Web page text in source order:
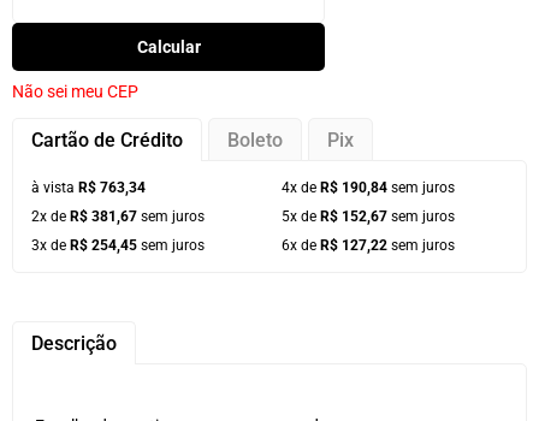
Calcular
Não sei meu CEP
Cartão de Crédito Boleto Pix
à vista R$ 763,34
2x de R$ 381,67 sem juros
3x de R$ 254,45 sem juros
4x de R$ 190,84 sem juros
5x de R$ 152,67 sem juros
6x de R$ 127,22 sem juros
Descrição